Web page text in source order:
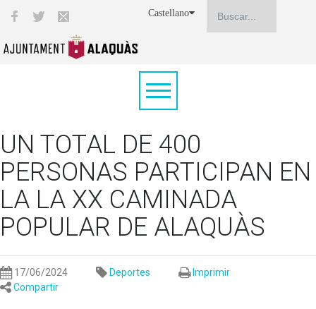
Castellano
UN TOTAL DE 400
PERSONAS PARTICIPAN EN
LA LA XX CAMINADA
POPULAR DE ALAQUÀS
17/06/2024 Deportes
Imprimir
Compartir